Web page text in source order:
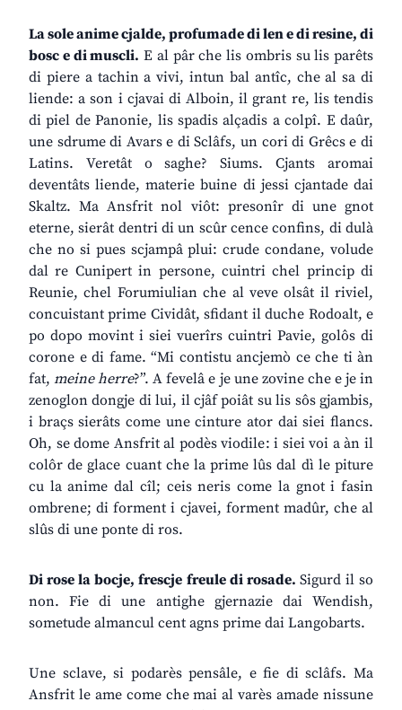
La sole anime cjalde, profumade di len e di resine, di
bosc e di muscli. E al pâr che lis ombris su lis parêts
di piere a tachin a vivi, intun bal antîc, che al sa di
liende: a son i cjavai di Alboin, il grant re, lis tendis
di piel de Panonie, lis spadis alçadis a colpî. E daûr,
une sdrume di Avars e di Sclâfs, un cori di Grêcs e di
Latins. Veretât o saghe? Siums. Cjants aromai
deventâts liende, materie buine di jessi cjantade dai
Skaltz. Ma Ansfrit nol viôt: presonîr di une gnot
eterne, sierât dentri di un scûr cence confins, di dulà
che no si pues scjampâ plui: crude condane, volude
dal re Cunipert in persone, cuintri chel princip di
Reunie, chel Forumiulian che al veve olsât il riviel,
concuistant prime Cividât, sfidant il duche Rodoalt, e
po dopo movint i siei vuerîrs cuintri Pavie, golôs di
corone e di fame. “Mi contistu ancjemò ce che ti àn
fat,meine herre?”. A fevelâ e je une zovine che e je in
zenoglon dongje di lui, il cjâf poiât su lis sôs gjambis,
i braçs sierâts come une cinture ator dai siei flancs.
Oh, se dome Ansfrit al podès viodile: i siei voi a àn il
colôr de glace cuant che la prime lûs dal dì le piture
cu la anime dal cîl; ceis neris come la gnot i fasin
ombrene; di forment i cjavei, forment madûr, che al
slûs di une ponte di ros.
Di rose la bocje, frescje freule di rosade. Sigurd il so
non. Fie di une antighe gjernazie dai Wendish,
sometude almancul cent agns prime dai Langobarts.
Une sclave, si podarès pensâle, e fie di sclâfs. Ma
Ansfrit le ame come che mai al varès amade nissune